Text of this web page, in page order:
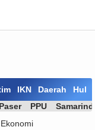
IKN Daerah
Paser PPU
Ekonomi